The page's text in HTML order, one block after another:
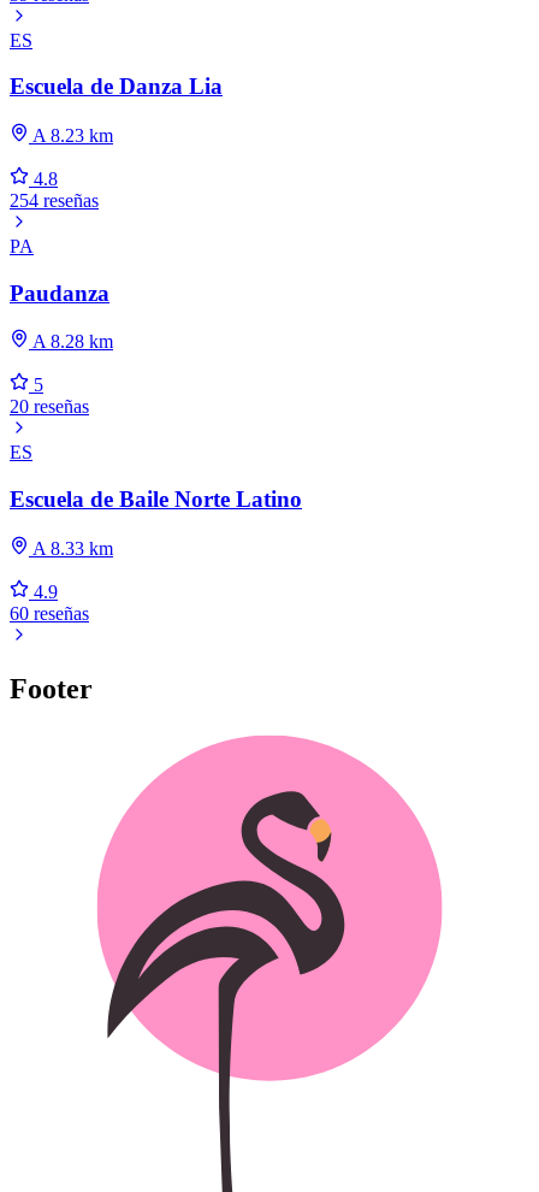
ES
Escuela de Danza Lia
A 8.23 km
4.8
254 reseñas
PA
Paudanza
A 8.28 km
5
20 reseñas
ES
Escuela de Baile Norte Latino
A 8.33 km
4.9
60 reseñas
Footer